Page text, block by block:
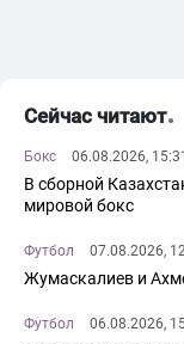
Сейчас читают
Бокс 06.08.2026, 15:31
В сборной
мировой бокс
Футбол 07.08.2026,
Жумаскалиев и
Футбол 06.08.2026,